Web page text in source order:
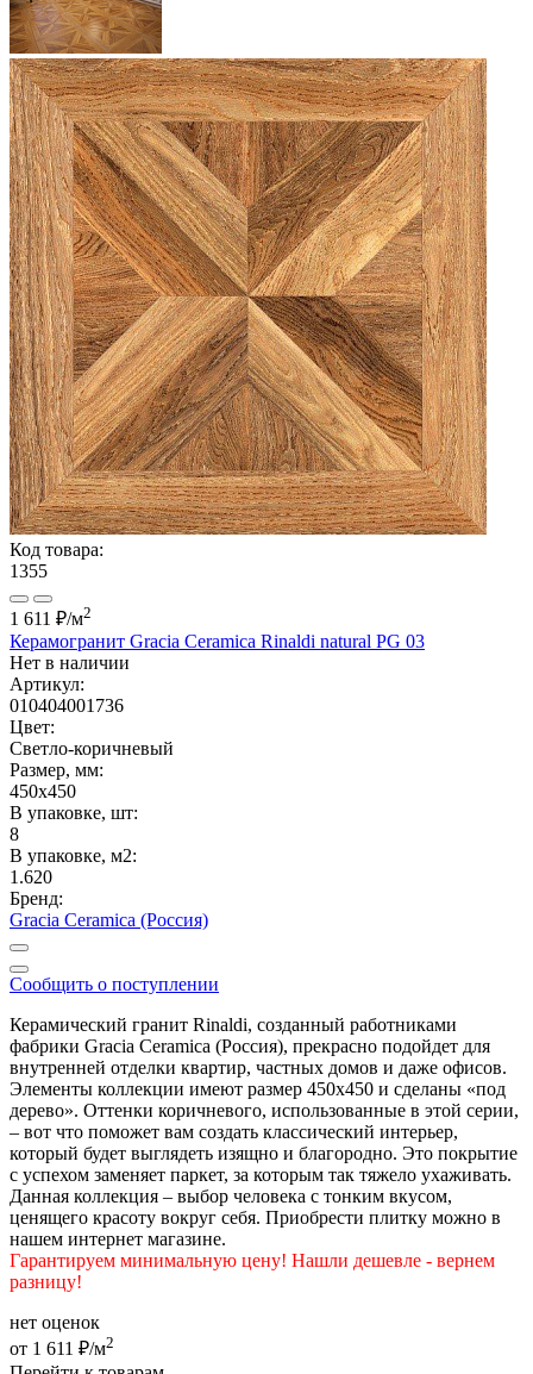
Код товара:
1355
1 611 ₽/м2
Керамогранит Gracia Ceramica Rinaldi natural PG 03
Нет в наличии
Артикул:
010404001736
Цвет:
Светло-коричневый
Размер, мм:
450x450
В упаковке, шт:
8
В упаковке, м2:
1.620
Бренд:
Gracia Ceramica (Россия)
Сообщить о поступлении
Керамический гранит Rinaldi, созданный работниками
фабрики Gracia Ceramica (Россия), прекрасно подойдет для
внутренней отделки квартир, частных домов и даже офисов.
Элементы коллекции имеют размер 450х450 и сделаны «под
дерево». Оттенки коричневого, использованные в этой серии,
– вот что поможет вам создать классический интерьер,
который будет выглядеть изящно и благородно. Это покрытие
с успехом заменяет паркет, за которым так тяжело ухаживать.
Данная коллекция – выбор человека с тонким вкусом,
ценящего красоту вокруг себя. Приобрести плитку можно в
нашем интернет магазине.
Гарантируем минимальную цену! Нашли дешевле - вернем
разницу!
нет оценок
от 1 611 ₽/м2